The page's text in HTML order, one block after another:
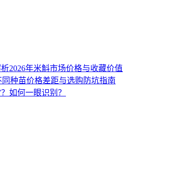
2026年米斛市场价格与收藏价值
种苗价格差距与选购防坑指南
如何一眼识别？